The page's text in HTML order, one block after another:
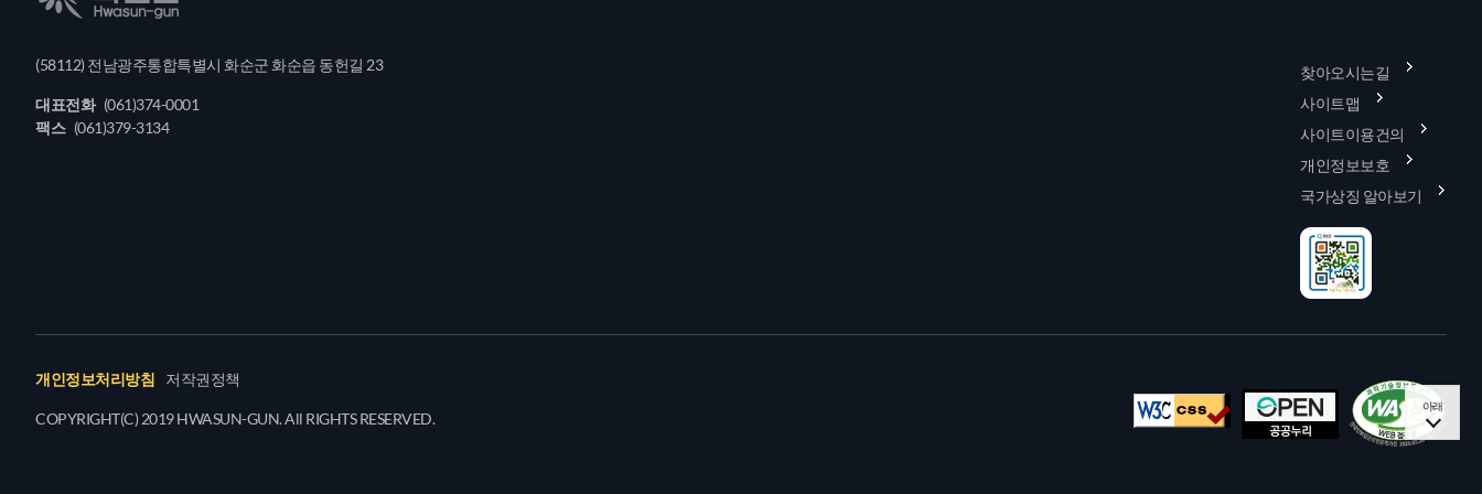
(58112) 전남광주통합특별시 화순군 화순읍 동헌길 23
대표전화 (061)374-0001
팩스 (061)379-3134
찾아오시는길
사이트맵
사이트이용건의
개인정보보호
국가상징 알아보기
개인정보처리방침 저작권정책
COPYRIGHT(C) 2019 HWASUN-GUN. All RIGHTS RESERVED.
아래